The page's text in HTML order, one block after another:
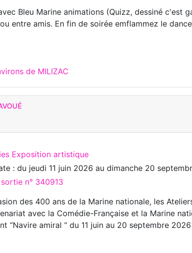
Bleu Marine animations (Quizz, dessiné c'est
entre amis. En fin de soirée emflammez le
de MILIZAC
Exposition artistique
: du jeudi 11 juin 2026 au dimanche 20
n° 340913
des 400 ans de la Marine nationale, les
avec la Comédie-Française et la Marine
“Navire amiral “ du 11 juin au 20 septembre 2026